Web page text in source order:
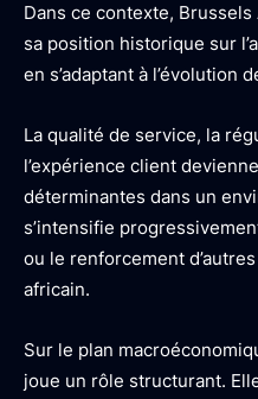
Dans ce contexte,
sa position historique sur
en s’adaptant à l’évolution
La qualité de service, la
l’expérience client
déterminantes dans un
s’intensifie
ou le renforcement
africain.
Sur le plan
joue un rôle structurant.